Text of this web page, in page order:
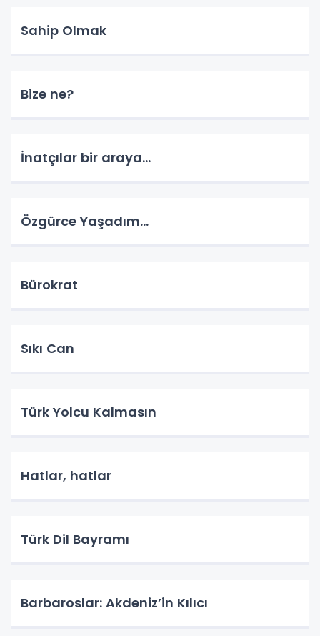
Sahip Olmak
Bize ne?
İnatçılar bir araya…
Özgürce Yaşadım…
Bürokrat
Sıkı Can
Türk Yolcu Kalmasın
Hatlar, hatlar
Türk Dil Bayramı
Barbaroslar: Akdeniz’in Kılıcı